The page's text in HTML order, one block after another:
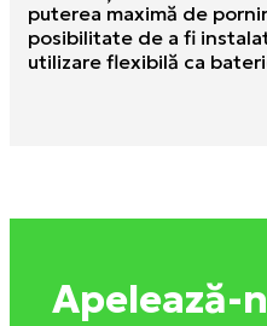
puterea maximă de
posibilitate de a fi
utilizare flexibilă ca
Apelează-